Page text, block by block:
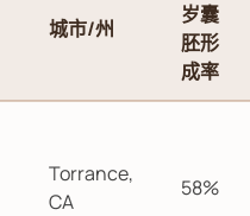
城市/州
岁囊
胚形
成率
Torrance,
CA
58%